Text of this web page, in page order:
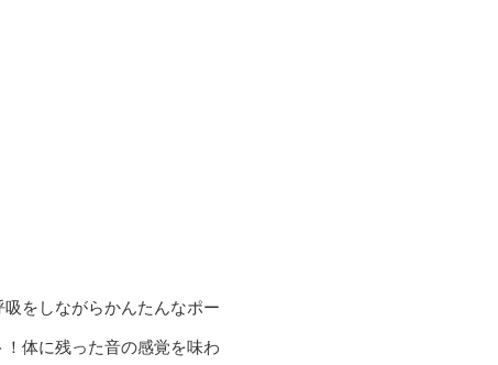
をしながらかんたんなポー
体に残った音の感覚を味わ